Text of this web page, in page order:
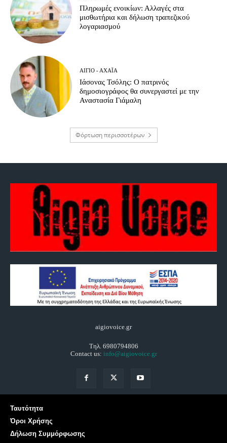
Πληρωμές ενοικίων: Αλλαγές στα
μισθωτήρια και δήλωση τραπεζικού
λογαριασμού
ΑΊΓΙΟ - ΑΧΑΪ́Α
Ιάσονας Τσόλης: Ο πατρινός
δημοσιογράφος θα συνεργαστεί με την
Αναστασία Γιάμαλη
Φόρτωση περισσοτέρων
aigiovoice.gr
Τηλ. 6980794806
Contact us: info@aigiovoice.gr
Ταυτότητα
Όροι Χρήσης
Δήλωση Συμμόρφωσης